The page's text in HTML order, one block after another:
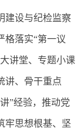
设与纪检监察
格落实“第一议
讲堂、专题小课
讲、骨干重点
”经验，推动党
牢思想根基、坚